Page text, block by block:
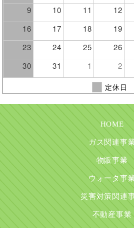
9
10 11 12
16
17 18 19
23
24 25 26
30
31 1 2
定休日
HOME
ガス関連事
物販事業
ウォータ事
災害対策関連
不動産事業